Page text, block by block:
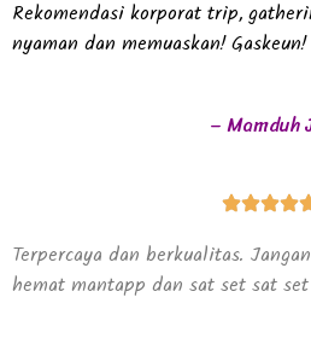
Rekomendasi korporat trip,
nyaman dan memuaskan! Gaskeun!
– Mamduh
Terpercaya dan berkualitas.
hemat mantapp dan sat set sat set